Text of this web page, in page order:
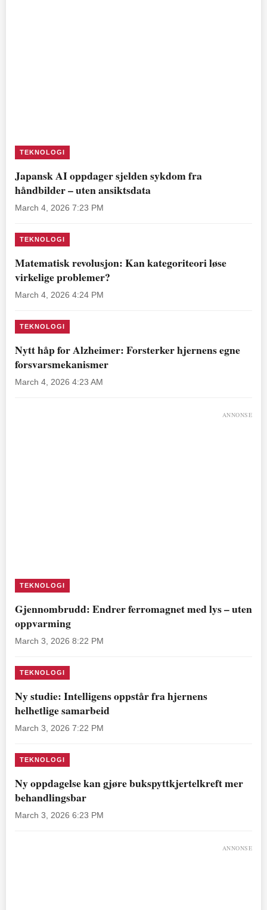
TEKNOLOGI
Japansk AI oppdager sjelden sykdom fra
håndbilder – uten ansiktsdata
March 4, 2026 7:23 PM
TEKNOLOGI
Matematisk revolusjon: Kan kategoriteori løse
virkelige problemer?
March 4, 2026 4:24 PM
TEKNOLOGI
Nytt håp for Alzheimer: Forsterker hjernens egne
forsvarsmekanismer
March 4, 2026 4:23 AM
ANNONSE
TEKNOLOGI
Gjennombrudd: Endrer ferromagnet med lys – uten
oppvarming
March 3, 2026 8:22 PM
TEKNOLOGI
Ny studie: Intelligens oppstår fra hjernens
helhetlige samarbeid
March 3, 2026 7:22 PM
TEKNOLOGI
Ny oppdagelse kan gjøre bukspyttkjertelkreft mer
behandlingsbar
March 3, 2026 6:23 PM
ANNONSE